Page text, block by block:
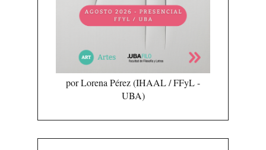
por Lorena Pérez (IHAAL / FFyL -
UBA)